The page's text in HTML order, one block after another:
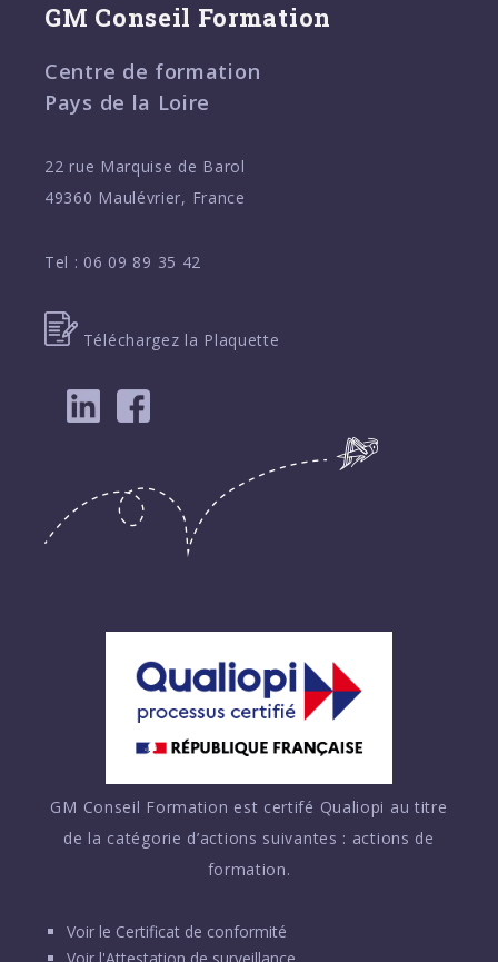
GM Conseil Formation
Centre de formation
Pays de la Loire
22 rue Marquise de Barol
49360 Maulévrier, France
Tel : 06 09 89 35 42
Téléchargez la Plaquette
GM Conseil Formation est certifé Qualiopi au titre
de la catégorie d’actions suivantes : actions de
formation.
Voir le Certificat de conformité